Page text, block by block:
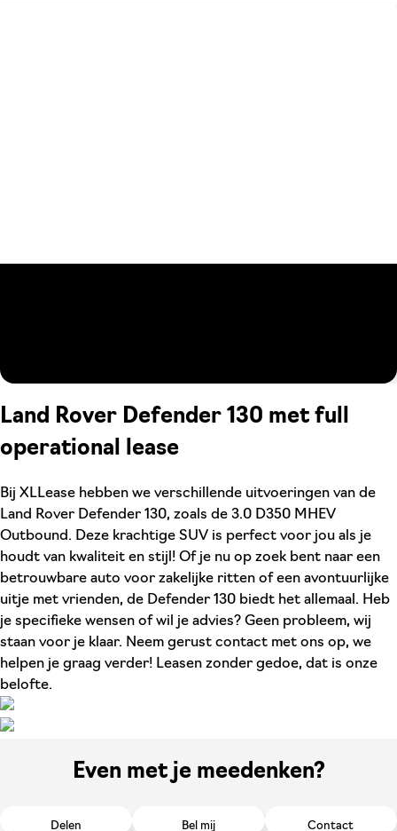
Land Rover Defender 130 met full
operational lease
Bij XLLease hebben we verschillende uitvoeringen van de
Land Rover Defender 130, zoals de 3.0 D350 MHEV
Outbound. Deze krachtige SUV is perfect voor jou als je
houdt van kwaliteit en stijl! Of je nu op zoek bent naar een
betrouwbare auto voor zakelijke ritten of een avontuurlijke
uitje met vrienden, de Defender 130 biedt het allemaal. Heb
je specifieke wensen of wil je advies? Geen probleem, wij
staan voor je klaar. Neem gerust contact met ons op, we
helpen je graag verder! Leasen zonder gedoe, dat is onze
belofte.
Even met je meedenken?
Delen Bel mij Contact